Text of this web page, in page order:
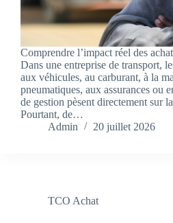
Comprendre l’impact réel des
Dans une entreprise de transport,
aux véhicules, au carburant, à la
pneumatiques, aux assurances ou
de gestion pèsent directement sur
Pourtant, de…
Admin
20 juillet 2026
TCO Achat